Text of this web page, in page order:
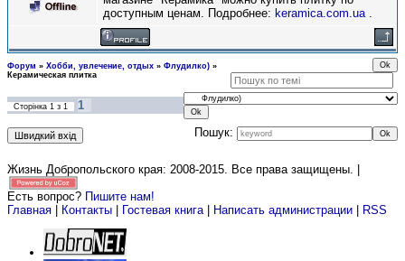
доступным ценам. Подробнее: keramica.com.ua.
Форум » Хобби, увлечение, отдых » Флудилко) »
Керамическая плитка
Сторінка 1 з 1
1
Пошук:
Жизнь Добропольского края: 2008-2015. Все права защищены. |
Есть вопрос? Пишите нам!
Главная
Контакты Гостевая книга| Написать администрации RSS